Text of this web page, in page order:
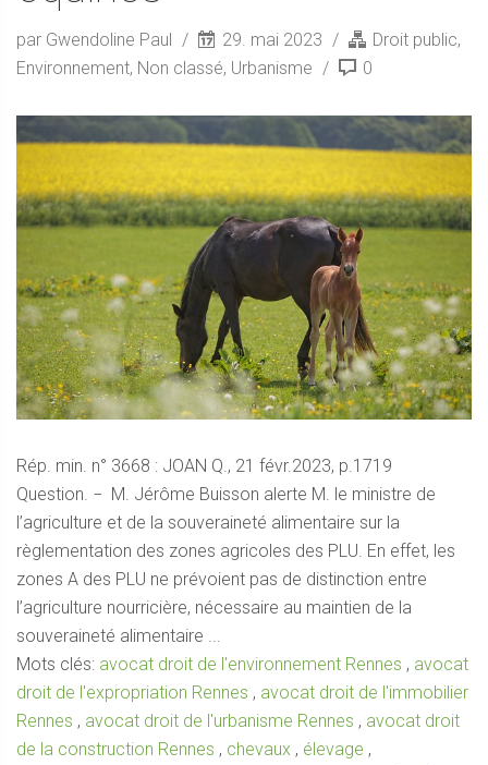
par Gwendoline Paul 29. mai 2023 Droit public,
Environnement, Non classé, Urbanisme 0
Rép. min. n° 3668 : JOAN Q., 21 févr.2023, p.1719
Question. − M. Jérôme Buisson alerte M. le ministre de
l’agriculture et de la souveraineté alimentaire sur la
règlementation des zones agricoles des PLU. En effet, les
zones A des PLU ne prévoient pas de distinction entre
l’agriculture nourricière, nécessaire au maintien de la
souveraineté alimentaire ...
Mots clés: avocat droit de l'environnement Rennes , avocat
droit de l'expropriation Rennes , avocat droit de l'immobilier
Rennes , avocat droit de l'urbanisme Rennes , avocat droit
de la construction Rennes , chevaux , élevage ,